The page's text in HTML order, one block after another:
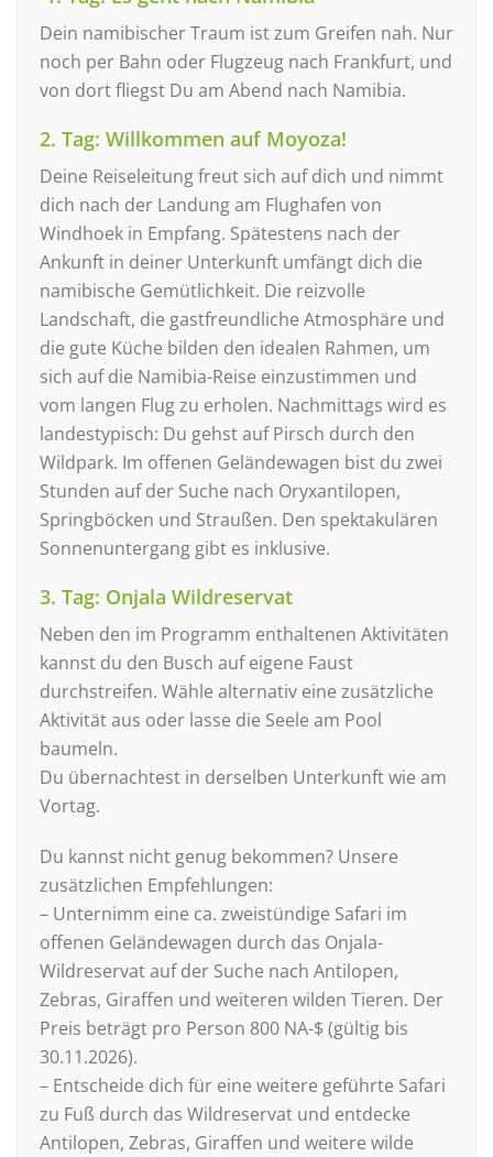
Dein namibischer Traum ist zum Greifen nah. Nur
noch per Bahn oder Flugzeug nach Frankfurt, und
von dort fliegst Du am Abend nach Namibia.
2. Tag: Willkommen auf Moyoza!
Deine Reiseleitung freut sich auf dich und nimmt
dich nach der Landung am Flughafen von
Windhoek in Empfang. Spätestens nach der
Ankunft in deiner Unterkunft umfängt dich die
namibische Gemütlichkeit. Die reizvolle
Landschaft, die gastfreundliche Atmosphäre und
die gute Küche bilden den idealen Rahmen, um
sich auf die Namibia-Reise einzustimmen und
vom langen Flug zu erholen. Nachmittags wird es
landestypisch: Du gehst auf Pirsch durch den
Wildpark. Im offenen Geländewagen bist du zwei
Stunden auf der Suche nach Oryxantilopen,
Springböcken und Straußen. Den spektakulären
Sonnenuntergang gibt es inklusive.
3. Tag: Onjala Wildreservat
Neben den im Programm enthaltenen Aktivitäten
kannst du den Busch auf eigene Faust
durchstreifen. Wähle alternativ eine zusätzliche
Aktivität aus oder lasse die Seele am Pool
baumeln.
Du übernachtest in derselben Unterkunft wie am
Vortag.
Du kannst nicht genug bekommen? Unsere
zusätzlichen Empfehlungen:
– Unternimm eine ca. zweistündige Safari im
offenen Geländewagen durch das Onjala-
Wildreservat auf der Suche nach Antilopen,
Zebras, Giraffen und weiteren wilden Tieren. Der
Preis beträgt pro Person 800 NA-$ (gültig bis
30.11.2026).
– Entscheide dich für eine weitere geführte Safari
zu Fuß durch das Wildreservat und entdecke
Antilopen, Zebras, Giraffen und weitere wilde